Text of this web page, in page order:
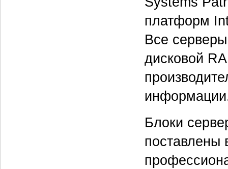
платформ
Все
дисковой
Блоки
поставлены